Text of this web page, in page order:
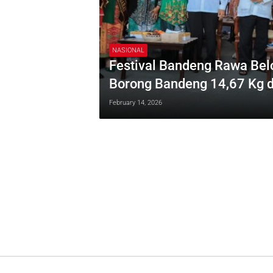
NASIONAL
Festival Bandeng Rawa
Borong Bandeng 14,67 Kg
February 14, 2026